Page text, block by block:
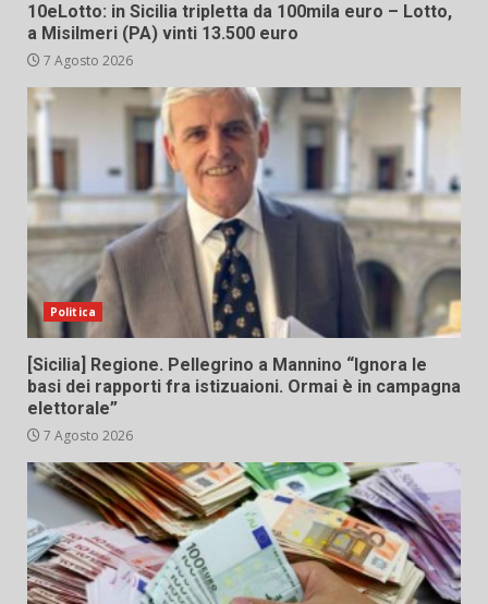
10eLotto: in Sicilia tripletta da 100mila euro – Lotto,
a Misilmeri (PA) vinti 13.500 euro
7 Agosto 2026
Politica
[Sicilia] Regione. Pellegrino a Mannino “Ignora le
basi dei rapporti fra istizuaioni. Ormai è in campagna
elettorale”
7 Agosto 2026